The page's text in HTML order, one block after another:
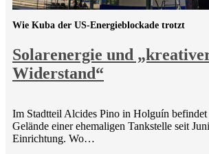
Solarenergie und
Widerstand“
Wie Kuba der US-Energieblockade trotzt
Im Stadtteil Alcides Pino in Holguín befindet
Gelände einer ehemaligen Tankstelle seit
Einrichtung. Wo…